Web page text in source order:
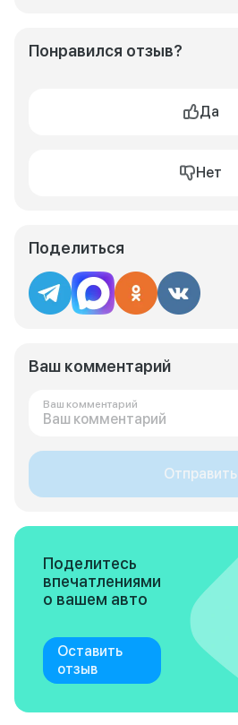
Понравился отзыв?
Да
Нет
Поделиться
Ваш комментарий
Ваш комментарий
Отправить
Поделитесь
впечатлениями
о вашем авто
Оставить
отзыв